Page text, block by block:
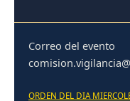
Correo del evento
ORDEN DEL DIA